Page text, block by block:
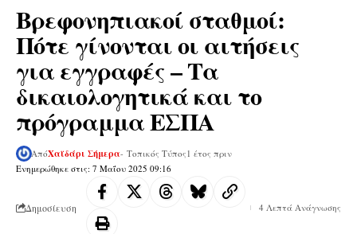
Βρεφονηπιακοί σταθμοί:
Πότε γίνονται οι αιτήσεις
για εγγραφές – Τα
δικαιολογητικά και το
πρόγραμμα ΕΣΠΑ
Ενημερώθηκε στις: 7 Μαΐου 2025 09:16
ΑπόΧαϊδάρι Σήμερα- Τοπικός Τύπος 1 έτος πριν
Δημοσίευση 4 Λεπτά Ανάγνωσης